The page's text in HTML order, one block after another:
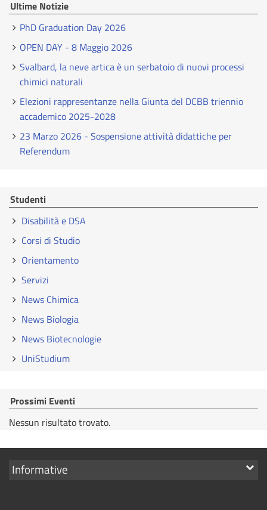
Ultime Notizie
PhD Graduation Day 2026
OPEN DAY - 8 Maggio 2026
Svalbard, la neve artica è un serbatoio di nuovi processi
chimici naturali
Elezioni rappresentanze nella Giunta del DCBB triennio
accademico 2025-2028
23 Marzo 2026 - Sospensione attività didattiche per
Referendum
Studenti
Disabilità e DSA
Corsi di Studio
Orientamento
Servizi
News Chimica
News Biologia
News Biotecnologie
UniStudium
Prossimi Eventi
Nessun risultato trovato.
Mostra
Informative